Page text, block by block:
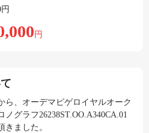
円
ら、オーデマピゲロイヤルオーク
ノグラフ26238ST.OO.A340CA.01
きました。